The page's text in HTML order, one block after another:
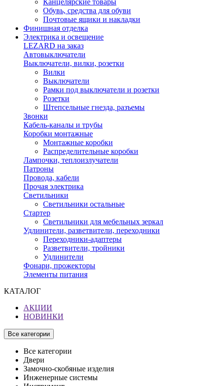
Канцелярские товары
Обувь, средства для обуви
Почтовые ящики и накладки
Финишная отделка
Электрика и освещение
LEZARD на заказ
Автовыключатели
Выключатели, вилки, розетки
Вилки
Выключатели
Рамки под выключатели и розетки
Розетки
Штепсельные гнезда, разъемы
Звонки
Кабель-каналы и трубы
Коробки монтажные
Монтажные коробки
Распределительные коробки
Лампочки, теплоизлучатели
Патроны
Провода, кабели
Прочая электрика
Светильники
Светильники остальные
Стартер
Светильники для мебельных зеркал
Удлинители, разветвители, переходники
Переходники-адаптеры
Разветвители, тройники
Удлинители
Фонари, прожекторы
Элементы питания
КАТАЛОГ
АКЦИИ
НОВИНКИ
Все категории
Все категории
Двери
Замочно-скобяные изделия
Инженерные системы